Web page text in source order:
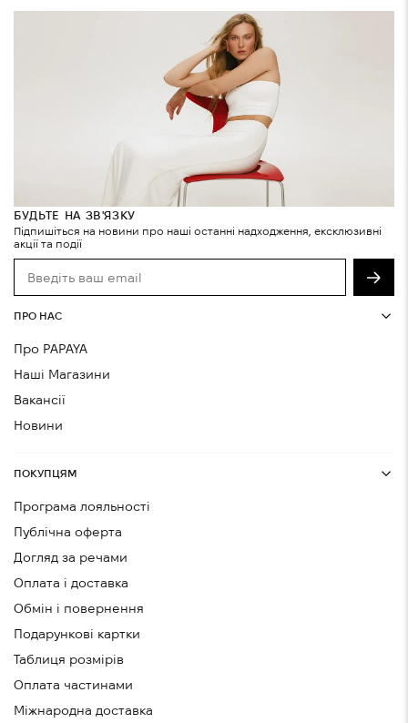
БУДЬТЕ НА ЗВ'ЯЗКУ
Підпишіться на новини про наші останні надходження, ексклюзивні
акції та події
ПРО НАС
Про PAPAYA
Наші Магазини
Вакансії
Новини
ПОКУПЦЯМ
Програма лояльності
Публічна оферта
Догляд за речами
Оплата і доставка
Обмін і повернення
Подарункові картки
Таблиця розмірів
Оплата частинами
Міжнародна доставка